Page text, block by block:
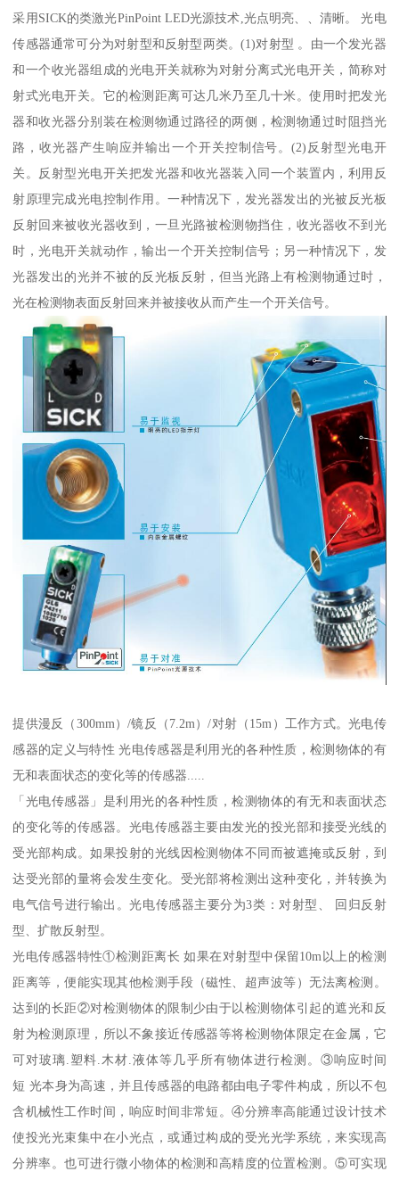
采用SICK的类激光PinPoint LED光源技术,光点明亮、、清晰。 光电
传感器通常可分为对射型和反射型两类。(1)对射型 。由一个发光器
和一个收光器组成的光电开关就称为对射分离式光电开关，简称对
射式光电开关。它的检测距离可达几米乃至几十米。使用时把发光
器和收光器分别装在检测物通过路径的两侧，检测物通过时阻挡光
路，收光器产生响应并输出一个开关控制信号。(2)反射型光电开
关。反射型光电开关把发光器和收光器装入同一个装置内，利用反
射原理完成光电控制作用。一种情况下，发光器发出的光被反光板
反射回来被收光器收到，一旦光路被检测物挡住，收光器收不到光
时，光电开关就动作，输出一个开关控制信号；另一种情况下，发
光器发出的光并不被的反光板反射，但当光路上有检测物通过时，
光在检测物表面反射回来并被接收从而产生一个开关信号。
提供漫反（300mm）/镜反（7.2m）/对射（15m）工作方式。光电传
感器的定义与特性 光电传感器是利用光的各种性质，检测物体的有
无和表面状态的变化等的传感器.....
「光电传感器」是利用光的各种性质，检测物体的有无和表面状态
的变化等的传感器。光电传感器主要由发光的投光部和接受光线的
受光部构成。如果投射的光线因检测物体不同而被遮掩或反射，到
达受光部的量将会发生变化。受光部将检测出这种变化，并转换为
电气信号进行输出。光电传感器主要分为3类：对射型、 回归反射
型、扩散反射型。
光电传感器特性①检测距离长 如果在对射型中保留10m以上的检测
距离等，便能实现其他检测手段（磁性、超声波等）无法离检测。
达到的长距②对检测物体的限制少由于以检测物体引起的遮光和反
射为检测原理，所以不象接近传感器等将检测物体限定在金属，它
可对玻璃.塑料.木材.液体等几乎所有物体进行检测。③响应时间
短 光本身为高速，并且传感器的电路都由电子零件构成，所以不包
含机械性工作时间，响应时间非常短。④分辨率高能通过设计技术
使投光光束集中在小光点，或通过构成的受光光学系统，来实现高
分辨率。也可进行微小物体的检测和高精度的位置检测。⑤可实现